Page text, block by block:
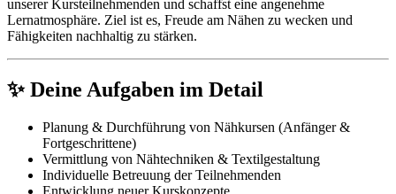
unserer Kursteilnehmenden und schaffst eine angenehme
Lernatmosphäre. Ziel ist es, Freude am Nähen zu wecken und
Fähigkeiten nachhaltig zu stärken.
✨Deine Aufgaben im Detail
Planung & Durchführung von Nähkursen (Anfänger &
Fortgeschrittene)
Vermittlung von Nähtechniken & Textilgestaltung
Individuelle Betreuung der Teilnehmenden
Entwicklung neuer Kurskonzepte